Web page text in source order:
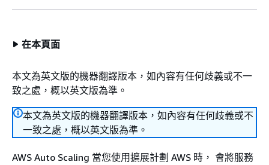
在本頁面
本文為英文版的機器翻譯版本，如內容有任何歧義或不一
致之處，概以英文版為準。
本文為英文版的機器翻譯版本，如內容有任何歧義或不
一致之處，概以英文版為準。
AWS Auto Scaling 當您使用擴展計劃 AWS 時， 會將服務